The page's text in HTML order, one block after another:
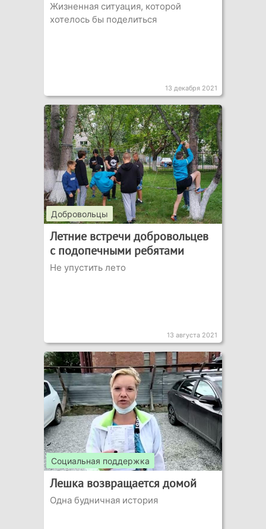
Жизненная ситуация, которой
хотелось бы поделиться
13 декабря 2021
Добровольцы
Летние встречи добровольцев
с подопечными ребятами
Не упустить лето
13 августа 2021
Социальная поддержка
Лешка возвращается домой
Одна будничная история